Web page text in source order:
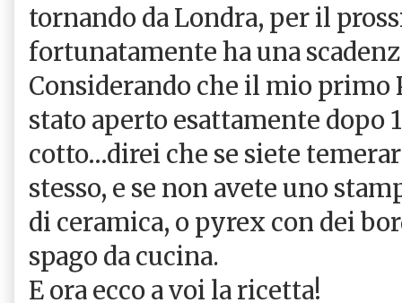
tornando da Londra, per il
fortunatamente ha una
Considerando che il mio primo
stato aperto esattamente dopo
cotto…direi che se siete
stesso, e se non avete uno
di ceramica, o pyrex con dei
spago da cucina.
E ora ecco a voi la ricetta!